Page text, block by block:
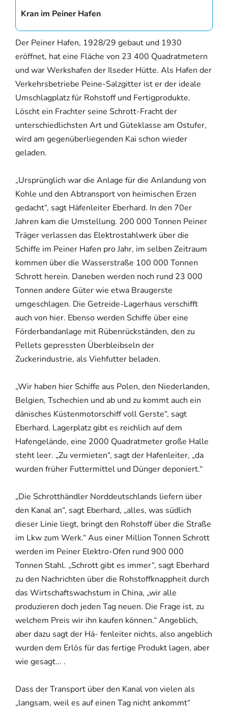
Kran im Peiner Hafen
Der Peiner Hafen, 1928/29 gebaut und 1930
eröffnet, hat eine Fläche von 23 400 Quadratmetern
und war Werkshafen der Ilseder Hütte. Als Hafen der
Verkehrsbetriebe Peine-Salzgitter ist er der ideale
Umschlagplatz für Rohstoff und Fertigprodukte.
Löscht ein Frachter seine Schrott-Fracht der
unterschiedlichsten Art und Güteklasse am Ostufer,
wird am gegenüberliegenden Kai schon wieder
geladen.
„Ursprünglich war die Anlage für die Anlandung von
Kohle und den Abtransport von heimischen Erzen
gedacht“, sagt Häfenleiter Eberhard. In den 70er
Jahren kam die Umstellung. 200 000 Tonnen Peiner
Träger verlassen das Elektrostahlwerk über die
Schiffe im Peiner Hafen pro Jahr, im selben Zeitraum
kommen über die Wasserstraße 100 000 Tonnen
Schrott herein. Daneben werden noch rund 23 000
Tonnen andere Güter wie etwa Braugerste
umgeschlagen. Die Getreide-Lagerhaus verschifft
auch von hier. Ebenso werden Schiffe über eine
Förderbandanlage mit Rübenrückständen, den zu
Pellets gepressten Überbleibseln der
Zuckerindustrie, als Viehfutter beladen.
„Wir haben hier Schiffe aus Polen, den Niederlanden,
Belgien, Tschechien und ab und zu kommt auch ein
dänisches Küstenmotorschiff voll Gerste“, sagt
Eberhard. Lagerplatz gibt es reichlich auf dem
Hafengelände, eine 2000 Quadratmeter große Halle
steht leer. „Zu vermieten“, sagt der Hafenleiter, „da
wurden früher Futtermittel und Dünger deponiert.“
„Die Schrotthändler Norddeutschlands liefern über
den Kanal an“, sagt Eberhard, „alles, was südlich
dieser Linie liegt, bringt den Rohstoff über die Straße
im Lkw zum Werk.“ Aus einer Million Tonnen Schrott
werden im Peiner Elektro-Ofen rund 900 000
Tonnen Stahl. „Schrott gibt es immer“, sagt Eberhard
zu den Nachrichten über die Rohstoffknappheit durch
das Wirtschaftswachstum in China, „wir alle
produzieren doch jeden Tag neuen. Die Frage ist, zu
welchem Preis wir ihn kaufen können.“ Angeblich,
aber dazu sagt der Hä- fenleiter nichts, also angeblich
wurden dem Erlös für das fertige Produkt lagen, aber
wie gesagt... .
Dass der Transport über den Kanal von vielen als
„langsam, weil es auf einen Tag nicht ankommt“